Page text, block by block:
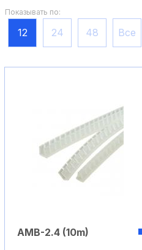
Показывать по:
12 24 48 Все
AMB-2.4 (10m)